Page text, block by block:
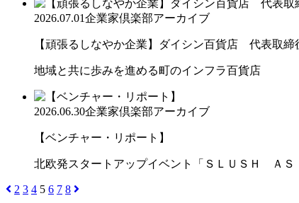
2026.07.01企業家倶楽部アーカイブ
【頑張るしなやか企業】ダイシン百貨店 代表取
地域と共に歩みを進める町のインフラ百貨店
2026.06.30企業家倶楽部アーカイブ
【ベンチャー・リポート】
北欧発スタートアップイベント「ＳＬＵＳＨ ＡＳ
2 3 4 5 6 7 8